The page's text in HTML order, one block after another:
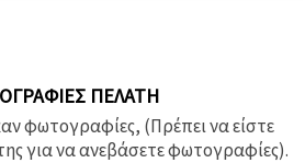
ΠΕΛΆΤΗ
φωτογραφίες, (Πρέπει να είστε
για να ανεβάσετε φωτογραφίες).